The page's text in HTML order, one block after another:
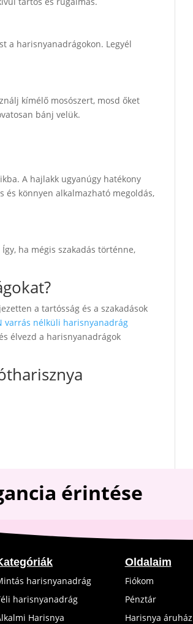
a harisnyanadrágokon. Legyél
kímélő mosószert, mosd őket
bánj velük.
A hajlakk ugyanúgy hatékony
és könnyen alkalmazható megoldás,
ha mégis szakadás történne,
a tartósság és a szakadások
varrás nélküli harisnyanadrág
élvezd a harisnyanadrágok
érintése
harisnyanadrág
harisnyanadrág
Harisnya
Oldalaim
Fiókom
Pénztár
Harisnya áruház